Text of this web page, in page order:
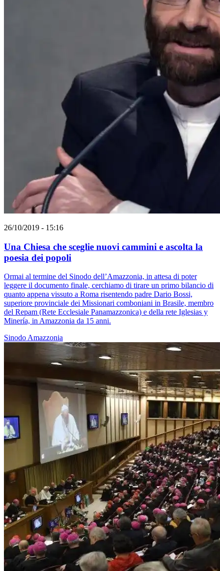
26/10/2019 - 15:16
Una Chiesa che sceglie nuovi cammini e ascolta la
poesia dei popoli
Ormai al termine del Sinodo dell’Amazzonia, in attesa di poter
leggere il documento finale, cerchiamo di tirare un primo bilancio di
quanto appena vissuto a Roma risentendo padre Dario Bossi,
superiore provinciale dei Missionari comboniani in Brasile, membro
del Repam (Rete Ecclesiale Panamazzonica) e della rete Iglesias y
Minería, in Amazzonia da 15 anni.
Sinodo Amazzonia